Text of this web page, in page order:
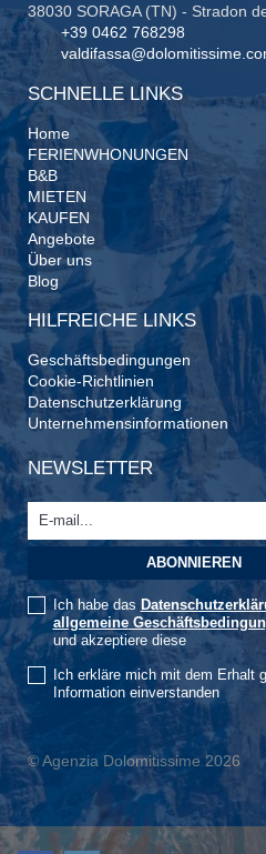
38030 SORAGA (TN) - Stradon
+39 0462 768298
SCHNELLE LINKS
Home
FERIENWHONUNGEN
B&B
MIETEN
KAUFEN
Angebote
Über uns
Blog
HILFREICHE LINKS
Geschäftsbedingungen
Cookie-Richtlinien
Datenschutzerklärung
Unternehmensinformationen
NEWSLETTER
Ich habe das
allgemeine
und akzeptiere diese
Ich erkläre mich mit dem Erhalt
Information einverstanden
© Agenzia Dolomitissime 2026